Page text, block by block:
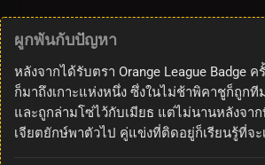
ผูกพันกับปัญหา
หลังจากได้รับตรา Orange League Badge
ก็มาถึงเกาะแห่งหนึ่ง ซึ่งในไม่ช้าพิคาชูก็ถูกที
และถูกล่ามโซ่ไว้กับเมียธ แต่ไม่นานหลังจา
เจียตยักษ์พาตัวไป คู่แข่งที่ติดอยู่ก็เรียนรู้ที่จ